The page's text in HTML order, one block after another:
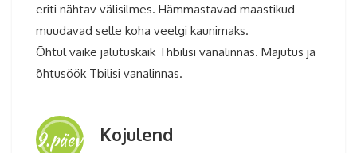
eriti nähtav välisilmes. Hämmastavad maastikud
muudavad selle koha veelgi kaunimaks.
Õhtul väike jalutuskäik Thbilisi vanalinnas. Majutus ja
õhtusöök Tbilisi vanalinnas.
9.päev Kojulend